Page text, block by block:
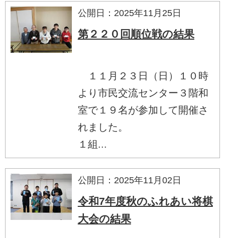
公開日：2025年11月25日
第２２０回順位戦の結果
１１月２３日（日）１０時
より市民交流センター３階和
室で１９名が参加して開催さ
れました。
１組...
公開日：2025年11月02日
令和7年度秋のふれあい将棋
大会の結果